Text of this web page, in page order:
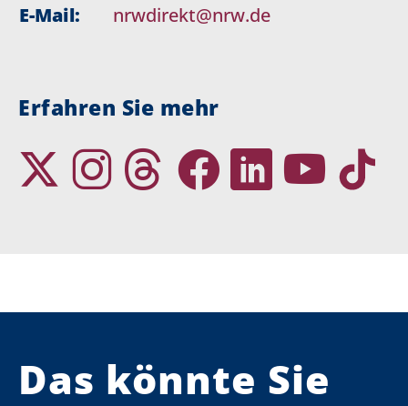
E-Mail:
nrwdirekt@nrw.de
Erfahren Sie mehr
Das könnte Sie